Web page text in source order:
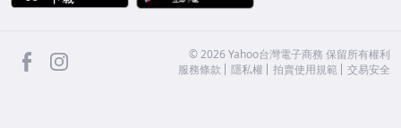
facebook ©2026 Yahoo台灣電子商務 保留所有權利
服務條款
隱私權 拍賣使用規範 交易安全